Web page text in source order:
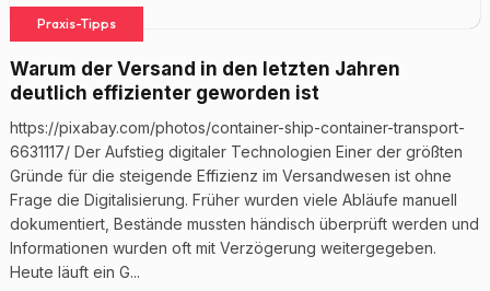
Praxis-Tipps
Warum der Versand in den letzten Jahren
deutlich effizienter geworden ist
https://pixabay.com/photos/container-ship-container-transport-
6631117/ Der Aufstieg digitaler Technologien Einer der größten
Gründe für die steigende Effizienz im Versandwesen ist ohne
Frage die Digitalisierung. Früher wurden viele Abläufe manuell
dokumentiert, Bestände mussten händisch überprüft werden und
Informationen wurden oft mit Verzögerung weitergegeben.
Heute läuft ein G...